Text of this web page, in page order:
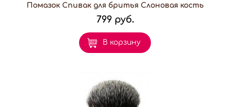
Помазок Спивак для бритья Слоновая кость
799 руб.
В корзину